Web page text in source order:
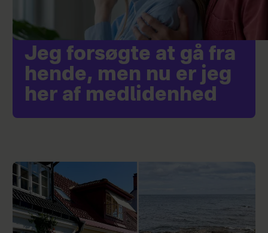
Jeg forsøgte at gå fra
hende, men nu er jeg
her af medlidenhed